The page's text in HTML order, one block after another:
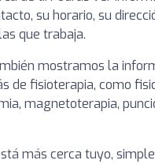
su horario, su
que trabaja.
mostramos la
de fisioterapia, como
magnetoterapia,
más cerca tuyo,